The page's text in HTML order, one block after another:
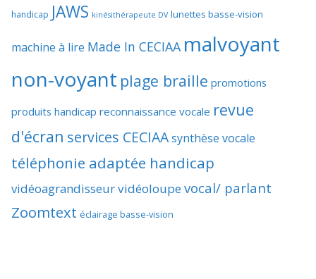
handicap JAWS kinésithérapeute DV lunettes basse-vision
machine à lire Made In CECIAA malvoyant
non-voyant plage braille promotions
produits handicap reconnaissance vocale revue
d'écran services CECIAAsynthèse vocale
téléphonie adaptée handicap
vidéoagrandisseurvidéoloupevocal/ parlant
Zoomtext éclairage basse-vision